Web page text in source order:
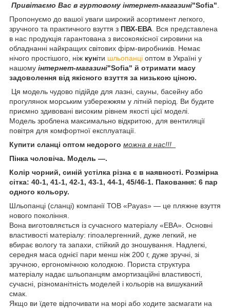
Привітаємо Вас в гуртовому інтернет-магазині"Sofia"
Пропонуємо до вашої уваги широкий асортимент легкого,
зручного та практичного взуття з ПВХ-ЕВА . Вся представлена
в нас продукція гарантована з високоякісної сировини на
обладнанні найкращих світових фірм-виробників. Немає
нічого простішого, ніж куніти шльопанці оптом в Україні у
нашому інтернет-магазині"Sofia" й отримати масу
задоволення від якісного взуття за низькою ціною.
Ця модель чудово підійде для лазні, сауны, басейну або
прогулянок морським узбережжям у літній період. Ви будите
приємно здивовані високим рівнем якості цієї моделі.
Модель зроблена максимально відкритою, для вентиляції
повітря для комфортної експлуатації.
Купити сланці оптом недорого можна в нас!!!
Пінка чоловіча. Модель —.
Колір чорний, синій устілка різна є в наявності. Розмірна
сітка: 40-1, 41-1, 42-1, 43-1, 44-1, 45/46-1. Паковання: 6 пар
одного кольору.
Шльопанці (сланці) компанії ТОВ «Payas» — це пляжне взуття
нового покоління.
Вона виготовляється із сучасного матеріалу «ЕВА». Основні
властивості матеріалу: гіпоалергенний, дуже легкий, не
вбирає вологу та запахи, стійкий до зношування. Надлегкі,
середня маса однієї пари менш ніж 200 г, дуже зручні, зі
зручною, ергономічною колодкою. Пориста структура
матеріалу надає шльопанцям амортизаційні властивості,
сучасні, різноманітність моделей і кольорів на вишуканий
смак.
Якщо ви їдете відпочивати на морі або ходите засмагати на